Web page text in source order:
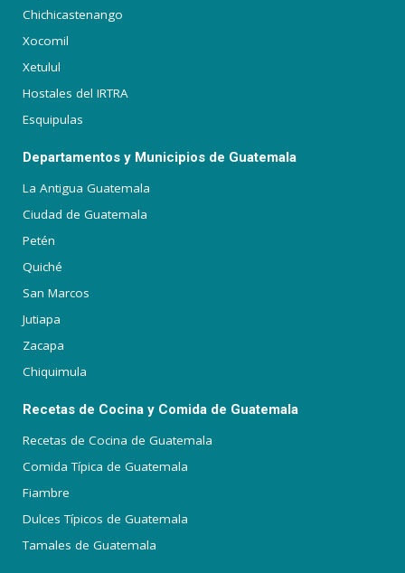
Chichicastenango
Xocomil
Xetulul
Hostales del IRTRA
Esquipulas
Departamentos y Municipios de Guatemala
La Antigua Guatemala
Ciudad de Guatemala
Petén
Quiché
San Marcos
Jutiapa
Zacapa
Chiquimula
Recetas de Cocina y Comida de Guatemala
Recetas de Cocina de Guatemala
Comida Típica de Guatemala
Fiambre
Dulces Típicos de Guatemala
Tamales de Guatemala